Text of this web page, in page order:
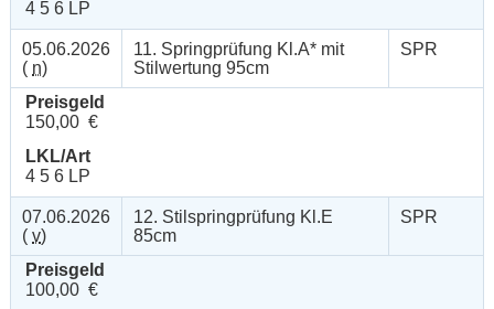
4 5 6 LP
05.06.2026
( n)
11. Springprüfung Kl.A* mit
Stilwertung 95cm
SPR
Preisgeld
150,00 €
LKL/Art
4 5 6 LP
07.06.2026
( v)
12. Stilspringprüfung Kl.E
85cm
SPR
Preisgeld
100,00 €